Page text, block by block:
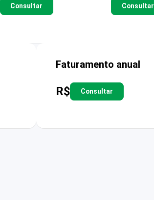
Consultar Consultar
Faturamento anual
R$ Consultar